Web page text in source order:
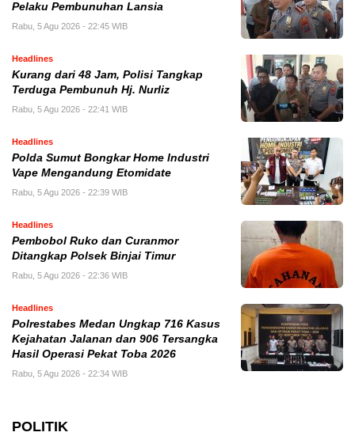
Pelaku Pembunuhan Lansia
Rabu, 5 Agu 2026 - 22:45 WIB
Headlines
Kurang dari 48 Jam, Polisi Tangkap
Terduga Pembunuh Hj. Nurliz
Rabu, 5 Agu 2026 - 22:41 WIB
Headlines
Polda Sumut Bongkar Home Industri
Vape Mengandung Etomidate
Rabu, 5 Agu 2026 - 22:39 WIB
Headlines
Pembobol Ruko dan Curanmor
Ditangkap Polsek Binjai Timur
Rabu, 5 Agu 2026 - 22:36 WIB
Headlines
Polrestabes Medan Ungkap 716 Kasus
Kejahatan Jalanan dan 906 Tersangka
Hasil Operasi Pekat Toba 2026
Rabu, 5 Agu 2026 - 22:34 WIB
POLITIK